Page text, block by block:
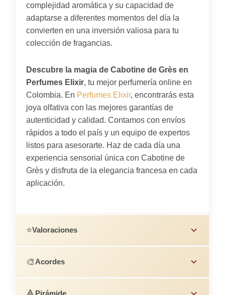
complejidad aromática y su capacidad de
adaptarse a diferentes momentos del día la
convierten en una inversión valiosa para tu
colección de fragancias.
Descubre la magia de Cabotine de Grès en
Perfumes Elixir, tu mejor perfumería online en
Colombia. En Perfumes Elixir, encontrarás esta
joya olfativa con las mejores garantías de
autenticidad y calidad. Contamos con envíos
rápidos a todo el país y un equipo de expertos
listos para asesorarte. Haz de cada día una
experiencia sensorial única con Cabotine de
Grès y disfruta de la elegancia francesa en cada
aplicación.
⭐Valoraciones
🎨Acordes
Pirámide